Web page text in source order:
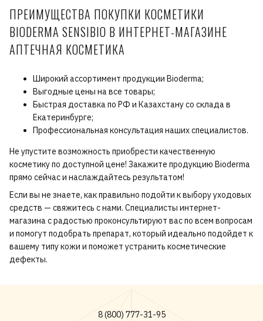
ПРЕИМУЩЕСТВА ПОКУПКИ КОСМЕТИКИ
BIODERMA SENSIBIO В ИНТЕРНЕТ-МАГАЗИНЕ
АПТЕЧНАЯ КОСМЕТИКА
Широкий ассортимент продукции Bioderma;
Выгодные цены на все товары;
Быстрая доставка по РФ и Казахстану со склада в
Екатеринбурге;
Профессиональная консультация наших специалистов.
Не упустите возможность приобрести качественную
косметику по доступной цене! Закажите продукцию Bioderma
прямо сейчас и наслаждайтесь результатом!
Если вы не знаете, как правильно подойти к выбору уходовых
средств — свяжитесь с нами. Специалисты интернет-
магазина с радостью проконсультируют вас по всем вопросам
и помогут подобрать препарат, который идеально подойдет к
вашему типу кожи и поможет устранить косметические
дефекты.
8 (800) 777-31-95